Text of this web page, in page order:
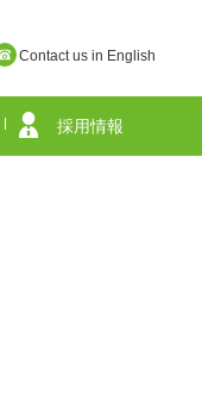
Contact us in English
採用情報